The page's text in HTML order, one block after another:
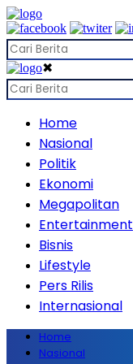
✖
Home
Nasional
Politik
Ekonomi
Megapolitan
Entertainment
Bisnis
Lifestyle
Pers Rilis
Internasional
Home
Nasional